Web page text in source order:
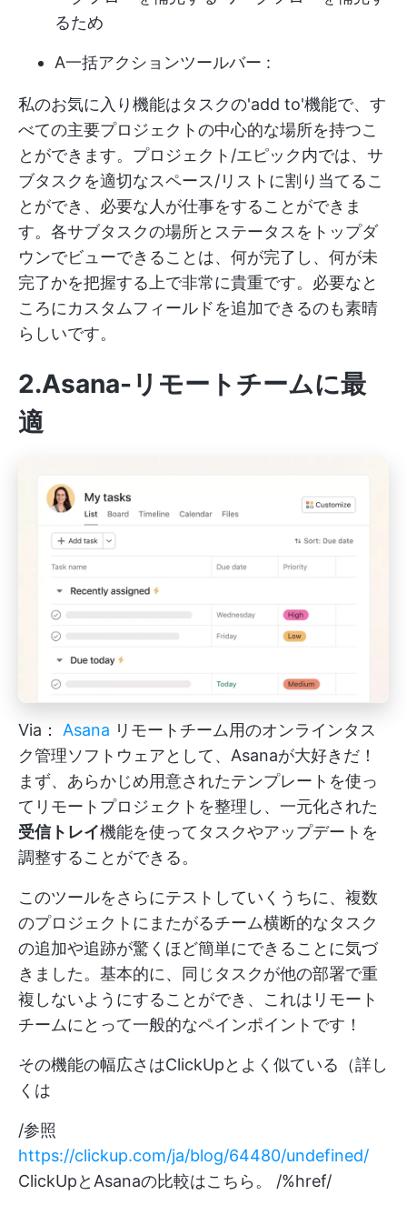
るため
A一括アクションツールバー :
私のお気に入り機能はタスクの'add to'機能で、す
べての主要プロジェクトの中心的な場所を持つこ
とができます。プロジェクト/エピック内では、サ
ブタスクを適切なスペース/リストに割り当てるこ
とができ、必要な人が仕事をすることができま
す。各サブタスクの場所とステータスをトップダ
ウンでビューできることは、何が完了し、何が未
完了かを把握する上で非常に貴重です。必要なと
ころにカスタムフィールドを追加できるのも素晴
らしいです。
2.Asana-リモートチームに最
適
Via： Asana リモートチーム用のオンラインタス
ク管理ソフトウェアとして、Asanaが大好きだ！
まず、あらかじめ用意されたテンプレートを使っ
てリモートプロジェクトを整理し、一元化された
受信トレイ機能を使ってタスクやアップデートを
調整することができる。
このツールをさらにテストしていくうちに、複数
のプロジェクトにまたがるチーム横断的なタスク
の追加や追跡が驚くほど簡単にできることに気づ
きました。基本的に、同じタスクが他の部署で重
複しないようにすることができ、これはリモート
チームにとって一般的なペインポイントです！
その機能の幅広さはClickUpとよく似ている（詳し
くは
/参照
https://clickup.com/ja/blog/64480/undefined/
ClickUpとAsanaの比較はこちら。 /%href/